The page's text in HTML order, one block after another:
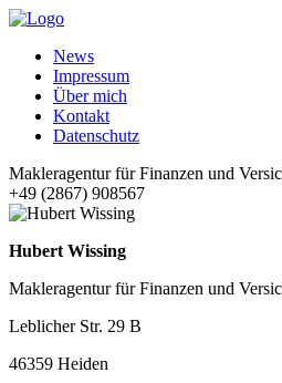
News
Impressum
Über mich
Kontakt
Datenschutz
Makleragentur für Finanzen und
+49 (2867) 908567
Hubert Wissing
Makleragentur für Finanzen und
Leblicher Str. 29 B
46359 Heiden